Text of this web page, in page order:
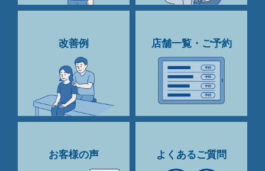
改善例 店舗一覧・ご予約
お客様の声 よくあるご質問